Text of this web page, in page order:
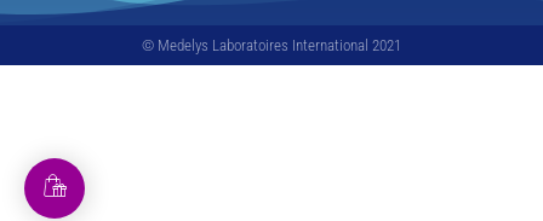
© Medelys Laboratoires International 2021